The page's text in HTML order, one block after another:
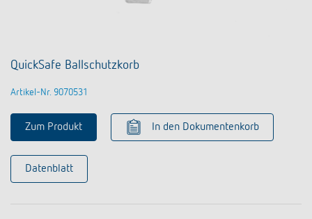
QuickSafe Ballschutzkorb
Artikel-Nr. 9070531
Zum Produkt In den Dokumentenkorb
Datenblatt